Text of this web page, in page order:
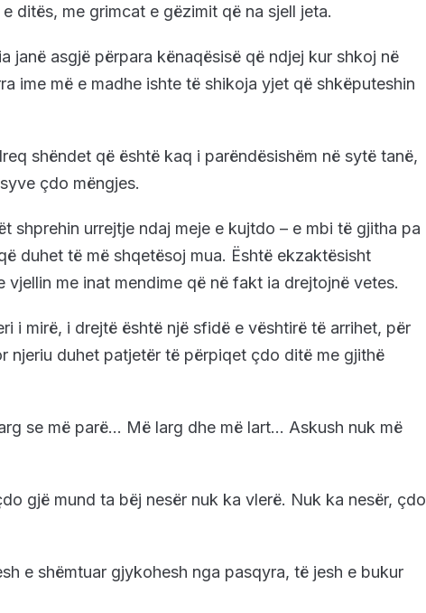
ditës, me grimcat e gëzimit që na sjell jeta.
janë asgjë përpara kënaqësisë që ndjej kur shkoj në
ime më e madhe ishte të shikoja yjet që shkëputeshin
shëndet që është kaq i parëndësishëm në sytë tanë,
çdo mëngjes.
shprehin urrejtje ndaj meje e kujtdo – e mbi të gjitha pa
duhet të më shqetësoj mua. Është ekzaktësisht
me inat mendime që në fakt ia drejtojnë vetes.
i mirë, i drejtë është një sfidë e vështirë të arrihet, për
njeriu duhet patjetër të përpiqet çdo ditë me gjithë
se më parë… Më larg dhe më lart… Askush nuk më
gjë mund ta bëj nesër nuk ka vlerë. Nuk ka nesër, çdo
e shëmtuar gjykohesh nga pasqyra, të jesh e bukur